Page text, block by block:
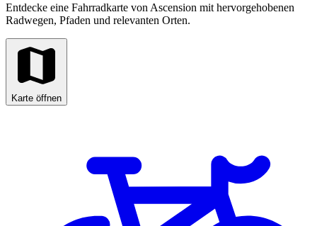
Entdecke eine Fahrradkarte von Ascension mit hervorgehobenen
Radwegen, Pfaden und relevanten Orten.
Karte öffnen